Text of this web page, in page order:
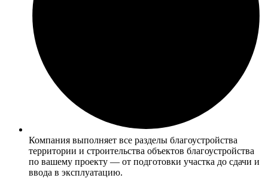
Компания выполняет все разделы благоустройства
территории и строительства объектов благоустройства
по вашему проекту — от подготовки участка до сдачи и
ввода в эксплуатацию.